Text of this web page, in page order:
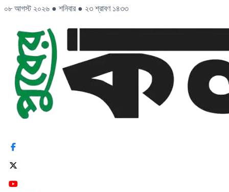
০৮ আগস্ট ২০২৬ ● শনিবার ● ২৩ শ্রাবণ ১৪৩৩